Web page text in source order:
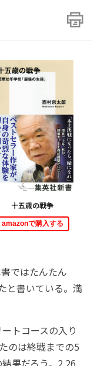
十五歳の戦争
amazonで購入する
ではたんたん
と書いている。満
トコースの入り
のは終戦までの5